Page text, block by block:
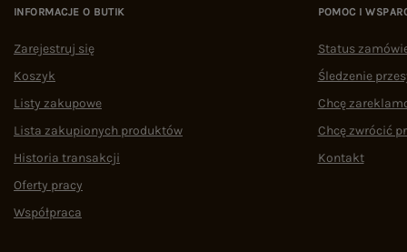
INFORMACJE O BUTIK
Zarejestruj się
Koszyk
Listy zakupowe
Lista zakupionych produktów
Historia transakcji
Oferty pracy
Współpraca
POMOC I
Status
Śledzenie
Chcę
Chcę zwrócić
Kontakt